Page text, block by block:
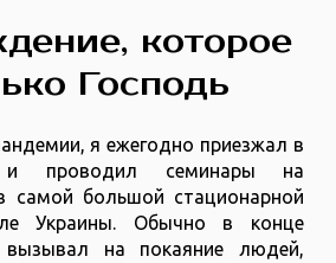
которое
Господь
я ежегодно приезжал в
и проводил семинары на
самой большой стационарной
Украины. Обычно в конце
на покаяние людей,